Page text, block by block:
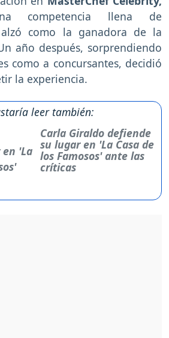
competencia llena de
alzó como la ganadora de la
año después, sorprendiendo
como a concursantes, decidió
la experiencia.
leer también:
Carla Giraldo defiende
su lugar en 'La Casa de
los Famosos' ante las
críticas